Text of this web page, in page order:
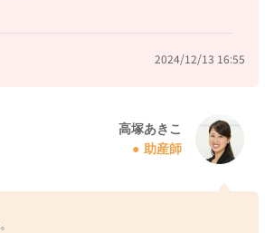
2024/12/13 16:55
高塚あきこ
助産師